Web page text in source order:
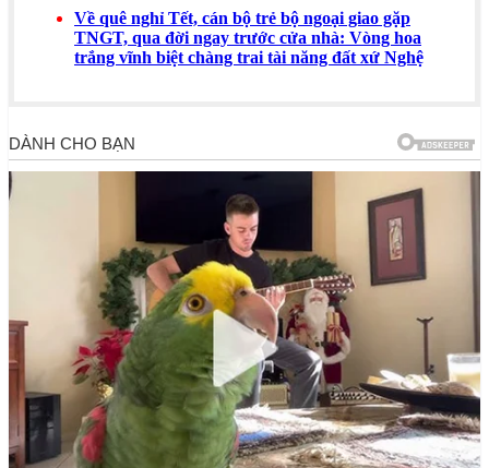
Về quê nghỉ Tết, cán bộ trẻ bộ ngoại giao gặp
TNGT, qua đời ngay trước cửa nhà: Vòng hoa
trắng vĩnh biệt chàng trai tài năng đất xứ Nghệ